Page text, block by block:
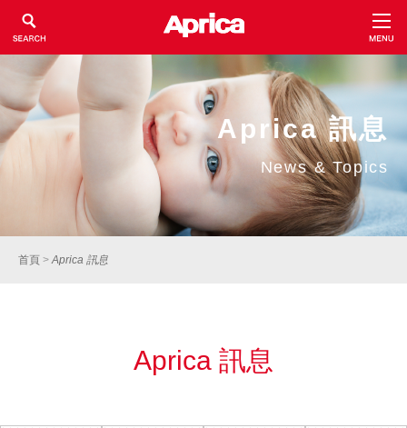
Aprica 訊息
News & Topics
首頁 >Aprica 訊息
Aprica 訊息